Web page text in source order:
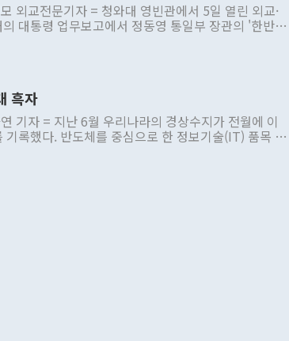
외교전문기자 = 청와대 영빈관에서 5일 열린 외교·
대통령 업무보고에서 정동영 통일부 장관의 '한반도
율을 거치지 않은 사안을 정책으로 추진하겠다고 공
비현실적 구상'이라는 비판을 내놨다. 그동안 정 장
언이 물의를 빚은 적은 여러 번 있지만 대통령과 유
으로 부정적 입장을 표명한 것은 이례적이다. 정 장
법과 월권을 제어해야 한다는 목소리도 높아지고 있
"현 시점에서 흘러간 선(先)비핵화만 되뇌는 것은
을 확보하기 위해 최선을 다할 것"이라고 말했다. 하
흑자
기자 = 지난 6월 우리나라의 경상수지가 전월에 이
기록했다. 반도체를 중심으로 한 정보기술(IT) 품목 수
1000억달러를 넘어섰다. 상품수입은 644억8000만
터·주변기기(SSD)는 282.7% 증가했다. IT 품목
으며 비IT 품목도 ▲석유제품(47.5%) ▲화공품